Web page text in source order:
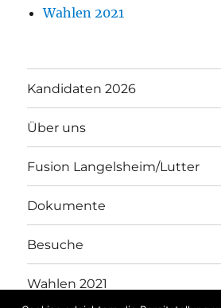
Wahlen 2021
Kandidaten 2026
Über uns
Fusion Langelsheim/Lutter
Dokumente
Besuche
Wahlen 2021